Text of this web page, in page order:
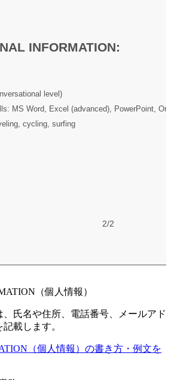
INFORMATION:
level)
MS Word, Excel (advanced), PowerPoint,
cycling, surfing
2/2
（個人情報）
氏名や住所、電話番号、メールアド
載します。
（個人情報）の書き方・例文を